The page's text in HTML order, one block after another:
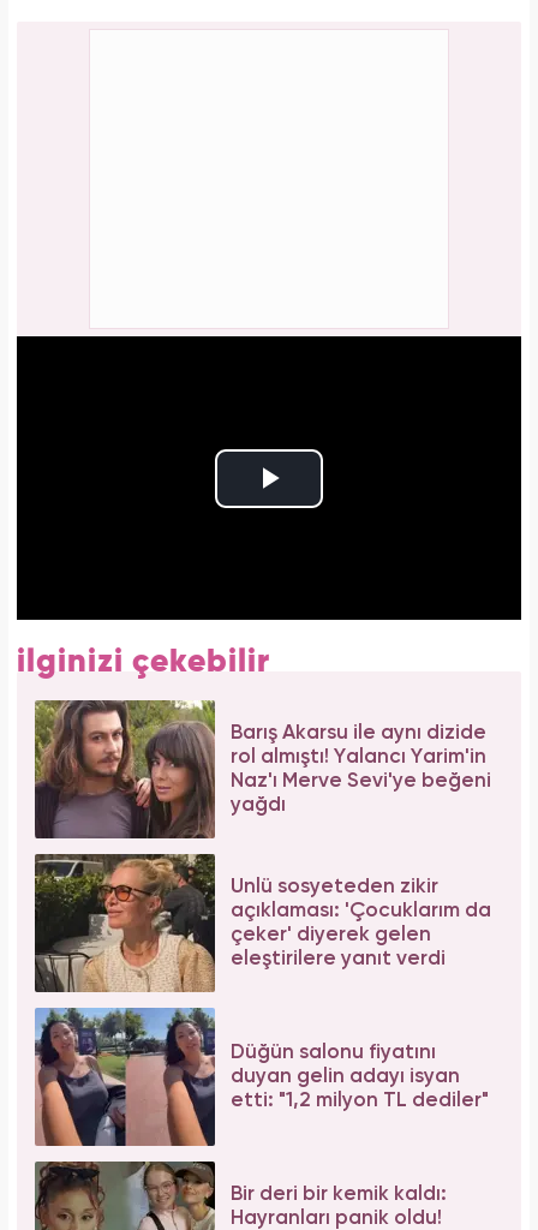
ilginizi çekebilir
Barış Akarsu ile aynı dizide
rol almıştı! Yalancı Yarim'in
Naz'ı Merve Sevi'ye beğeni
yağdı
Ünlü sosyeteden zikir
açıklaması: 'Çocuklarım da
çeker' diyerek gelen
eleştirilere yanıt verdi
Düğün salonu fiyatını
duyan gelin adayı isyan
etti: "1,2 milyon TL dediler"
Bir deri bir kemik kaldı:
Hayranları panik oldu!